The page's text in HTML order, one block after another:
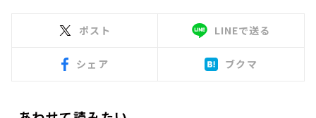
ポスト LINEで送る
シェア ブクマ